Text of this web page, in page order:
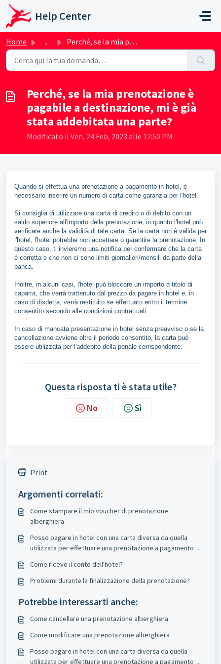
Salta al contenuto principale
Help Center
Home ... Perché, se la mia prenotazione è pagabile a destinazione,...
Perché, se la mia prenotazione è
pagabile a destinazione, mi è già
stata addebitata una parte?
Modificato il Ven, 24 Feb, 2023 alle 12:50 PM
Quando si effettua una prenotazione a pagamento in hotel, è
necessario inserire un numero di carta come garanzia per l'hotel.
Si consiglia di utilizzare una carta di credito o di debito con un
saldo superiore all'importo della prenotazione, in quanto l'hotel può
verificare anche la validità di tale carta. Se la carta non è valida per
l'hotel, l'hotel potrebbe non accettare o garantire la prenotazione. In
questo caso, ti invieremo una notifica per confermare che la carta
è corretta e che non ci sono limiti giornalieri/mensili da parte della
banca.
Inoltre, in alcuni casi, l'hotel può bloccare un importo a titolo di
caparra, che verrà trattenuto dal prezzo da pagare in hotel e, in
caso di disdetta, verrà restituito se effettuato entro il termine
consentito secondo alle condizioni contrattuali.
In caso di mancata presentazione in hotel senza preavviso o se la
cancellazione avviene oltre il periodo consentito, la carta può
essere utilizzata per l'addebito della penale corrispondente.
Questa risposta ti è stata utile?
No Sì
Print
Argomenti correlati:
Come stampare il mio voucher di prenotazione
alberghiera
Posso pagare in hotel con una carta diversa da quella
utilizzata per effettuare una prenotazione a pagamento in
Come ricevo il conto dell'hotel?
Problemi durante la finalizzazione della prenotazione?
Potrebbe interessarti anche:
Come cancellare una prenotazione alberghiera
Come modificare una prenotazione alberghiera
Posso pagare in hotel con una carta diversa da quella
utilizzata per effettuare una prenotazione a pagamento in